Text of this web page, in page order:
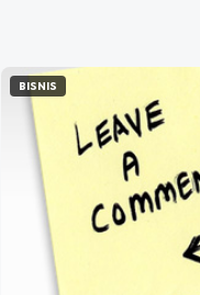
BISNIS